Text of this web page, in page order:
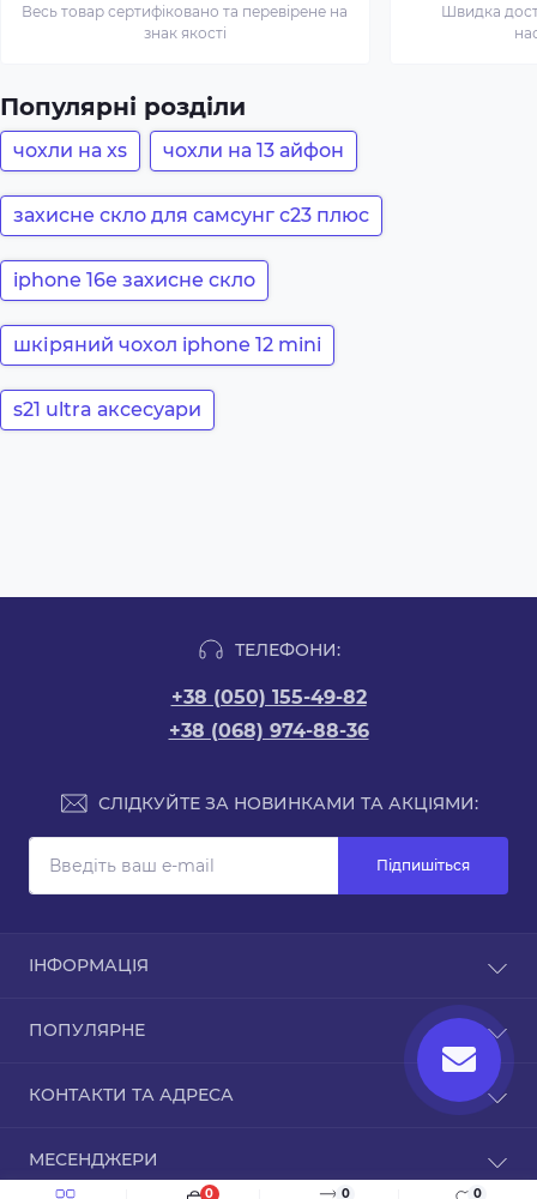
0 0
0
Весь товар сертифіковано та перевірене на
знак якості
Швидка
Популярні розділи
чохли на xs чохли на 13 айфон
захисне скло для самсунг с23 плюс
iphone 16e захисне скло
шкіряний чохол iphone 12 mini
s21 ultra аксесуари
ТЕЛЕФОНИ:
+38 (050) 155-49-82
+38 (068) 974-88-36
СЛІДКУЙТЕ ЗА НОВИНКАМИ ТА АКЦІЯМИ:
Підпишіться
ІНФОРМАЦІЯ
Про магазин
Повернення товару
Виробники
Акції
ПОПУЛЯРНЕ
КОНТАКТИ ТА АДРЕСА
Дніпропетровська область, 49000
МЕСЕНДЖЕРИ